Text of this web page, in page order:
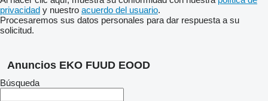
privacidad y nuestro acuerdo del usuario.
Procesaremos sus datos personales para dar respuesta a su
solicitud.
Anuncios EKO FUUD EOOD
Búsqueda